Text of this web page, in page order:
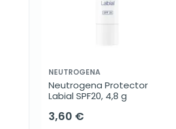
NEUTROGENA
Neutrogena Protector
Labial SPF20, 4,8 g
3,60 €